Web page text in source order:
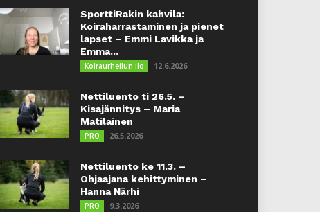
SporttiRakin kahvila:
Koiraharrastaminen ja pienet
lapset – Emmi Lavikka ja
Emma...
Koiraurheilun ilo 12.6.2026
Nettiluento ti 26.5. –
Kisajännitys – Maria
Matilainen
PRO 26.5.2026
Nettiluento ke 11.3. –
Ohjaajana kehittyminen –
Hanna Närhi
PRO 9.3.2026